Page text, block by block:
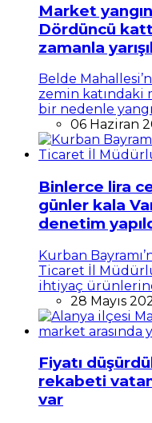
Market
Dördüncü
zamanla
Belde
zemin
bir nedenle
06 Haziran
Binlerce lira
günler kala
denetim
Kurban
Ticaret İl
ihtiyaç
28 Mayıs
Fiyatı
rekabeti
var